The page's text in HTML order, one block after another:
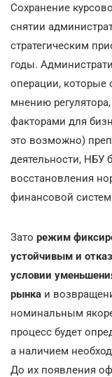
Сохранение
снятии
стратегическим
годы.
операции, которые
мнению
факторами для
это возможно)
деятельности, НБУ
восстановления
финансовой
Зато режим
устойчивым и
условии
рынка и
номинальным
процесс будет
а наличием
До их появления